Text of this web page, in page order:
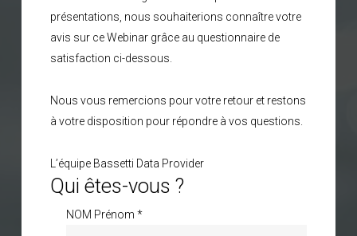
présentations, nous souhaiterions connaître votre
avis sur ce Webinar grâce au questionnaire de
satisfaction ci-dessous.
Nous vous remercions pour votre retour et restons
à votre disposition pour répondre à vos questions.
L’équipe Bassetti Data Provider
Qui êtes-vous ?
NOM Prénom *